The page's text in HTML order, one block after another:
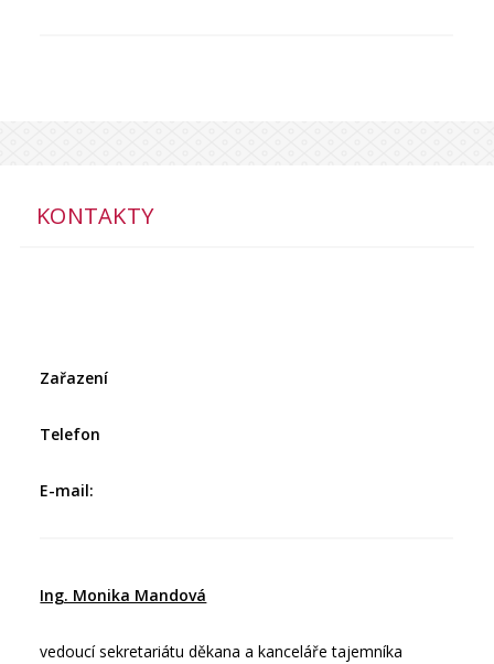
KONTAKTY
Zařazení
Telefon
E-mail:
Ing. Monika Mandová
vedoucí sekretariátu děkana a kanceláře tajemníka